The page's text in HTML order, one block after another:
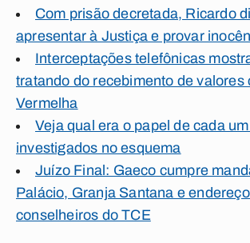
Com prisão decretada, Ricardo
apresentar à Justiça e provar
Interceptações telefônicas
tratando do recebimento de valores
Vermelha
Veja qual era o papel de cada
investigados no esquema
Juízo Final: Gaeco cumpre
Palácio, Granja Santana e
conselheiros do TCE